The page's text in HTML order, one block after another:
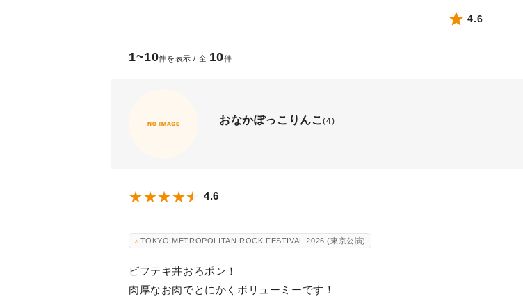
4.6
1~10件を表示 / 全 10件
おなかぽっこりんこ(4)
4.6
TOKYO METROPOLITAN ROCK FESTIVAL 2026 (東京公演)
ビフテキ丼おろポン！
肉厚なお肉でとにかくボリューミーです！